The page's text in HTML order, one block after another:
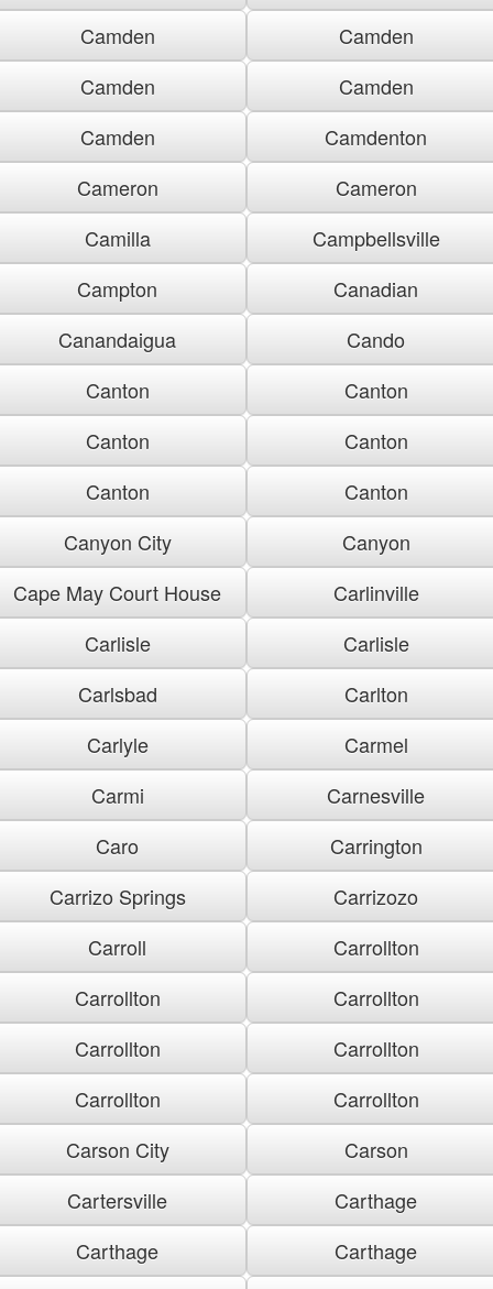
Camden
Camden
Camden
Camden
Camden
Camdenton
Cameron
Cameron
Camilla
Campbellsville
Campton
Canadian
Canandaigua
Cando
Canton
Canton
Canton
Canton
Canton
Canton
Canyon City
Canyon
Cape May Court House
Carlinville
Carlisle
Carlisle
Carlsbad
Carlton
Carlyle
Carmel
Carmi
Carnesville
Caro
Carrington
Carrizo Springs
Carrizozo
Carroll
Carrollton
Carrollton
Carrollton
Carrollton
Carrollton
Carrollton
Carrollton
Carson City
Carson
Cartersville
Carthage
Carthage
Carthage